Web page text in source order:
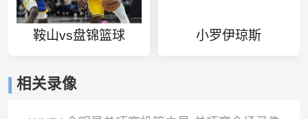
鞍山vs盘锦篮球 小罗伊琼斯
相关录像